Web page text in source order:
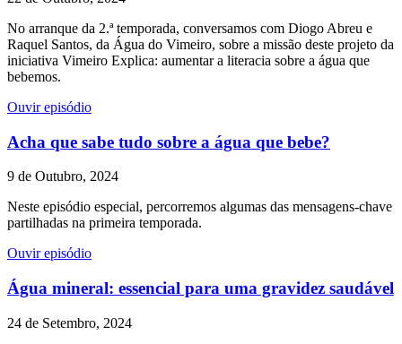
No arranque da 2.ª temporada, conversamos com Diogo Abreu e
Raquel Santos, da Água do Vimeiro, sobre a missão deste projeto da
iniciativa Vimeiro Explica: aumentar a literacia sobre a água que
bebemos.
Ouvir episódio
Acha que sabe tudo sobre a água que bebe?
9 de Outubro, 2024
Neste episódio especial, percorremos algumas das mensagens-chave
partilhadas na primeira temporada.
Ouvir episódio
Água mineral: essencial para uma gravidez saudável
24 de Setembro, 2024